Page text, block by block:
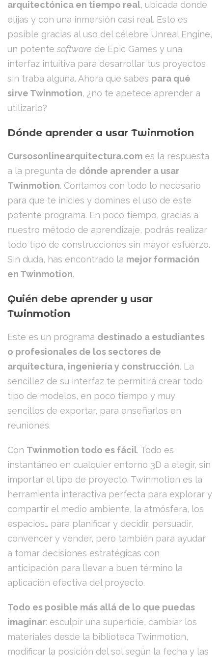
arquitectónica en tiempo real, ubicada donde
elijas y con una inmersión casi real. Esto es
posible gracias al uso del célebre Unreal Engine,
un potente software de Epic Games y una
interfaz intuitiva para desarrollar tus proyectos
sin traba alguna. Ahora que sabes para qué
sirve Twinmotion, ¿no te apetece aprender a
utilizarlo?
Dónde aprender a usar Twinmotion
Cursosonlinearquitectura.com es la respuesta
a la pregunta de dónde aprender a usar
Twinmotion. Contamos con todo lo necesario
para que te inicies y domines el uso de este
potente programa. En poco tiempo, gracias a
nuestro método de aprendizaje, podrás realizar
todo tipo de construcciones sin mayor esfuerzo.
Sin duda, has encontrado la mejor formación
en Twinmotion.
Quién debe aprender y usar
Twinmotion
Este es un programa destinado a estudiantes
o profesionales de los sectores de
arquitectura, ingeniería y construcción. La
sencillez de su interfaz te permitirá crear todo
tipo de modelos, en poco tiempo y muy
sencillos de exportar, para enseñarlos en
reuniones.
Con Twinmotion todo es fácil. Todo es
instantáneo en cualquier entorno 3D a elegir, sin
importar el tipo de proyecto. Twinmotion es la
herramienta interactiva perfecta para explorar y
compartir el medio ambiente, la atmósfera, los
espacios… para planificar y decidir, persuadir,
convencer y vender, pero también para ayudar
a tomar decisiones estratégicas con
anticipación para llevar a buen término la
aplicación efectiva del proyecto.
Todo es posible más allá de lo que puedas
imaginar: esculpir una superficie, cambiar los
materiales desde la biblioteca Twinmotion,
modificar la posición del sol según la fecha y las